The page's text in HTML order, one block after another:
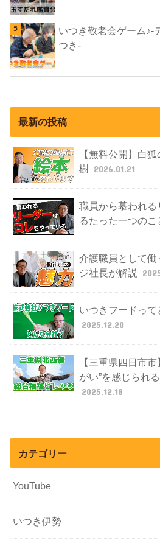
いつき敬老会ゲーム♪-
つき-
最新の投稿
【無料公開】白
樹 2026.01.21
職員から慕われ
るたった一つのこ
介護職員として
ジ社長が解説
いつきフードって
2025.12.20
【三重県四日市
がい”を感じられ
2025.12.18
カテゴリー
YouTube
いつき伊勢